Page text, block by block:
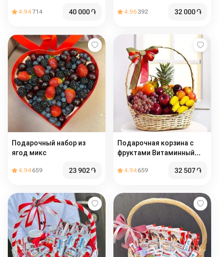
4.94714 40 000֏ 4.96392 32 000֏
Подарочный набор из
ягод микс
4.94659 23 902֏
Подарочная корзина с
фруктами Витаминный
4.94659 32 507֏